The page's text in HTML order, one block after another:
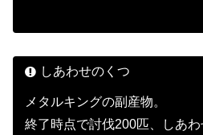
しあわせのくつ
メタルキングの副産物。
終了時点で討伐200匹、しあわ